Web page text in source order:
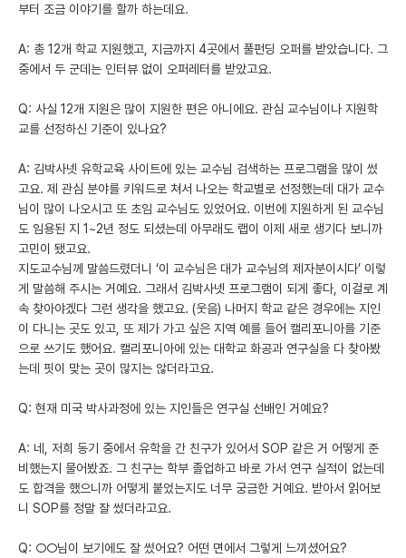
부터 조금 이야기를 할까 하는데요.
A: 총 12개 학교 지원했고, 지금까지 4곳에서 풀펀딩 오퍼를 받았습니다. 그
중에서 두 군데는 인터뷰 없이 오퍼레터를 받았고요.
Q: 사실 12개 지원은 많이 지원한 편은 아니에요. 관심 교수님이나 지원학
교를 선정하신 기준이 있나요?
A: 김박사넷 유학교육 사이트에 있는 교수님 검색하는 프로그램을 많이 썼
고요. 제 관심 분야를 키워드로 쳐서 나오는 학교별로 선정했는데 대가 교수
님이 많이 나오시고 또 초임 교수님도 있었어요. 이번에 지원하게 된 교수님
도 임용된 지 1~2년 정도 되셨는데 아무래도 랩이 이제 새로 생기다 보니까
고민이 됐고요.
지도교수님께 말씀드렸더니 ‘이 교수님은 대가 교수님의 제자분이시다’ 이렇
게 말씀해 주시는 거예요. 그래서 김박사넷 프로그램이 되게 좋다, 이걸로 계
속 찾아야겠다 그런 생각을 했고요. (웃음) 나머지 학교 같은 경우에는 지인
이 다니는 곳도 있고, 또 제가 가고 싶은 지역 예를 들어 캘리포니아를 기준
으로 쓰기도 했어요. 캘리포니아에 있는 대학교 화공과 연구실을 다 찾아봤
는데 핏이 맞는 곳이 많지는 않더라고요.
Q: 현재 미국 박사과정에 있는 지인들은 연구실 선배인 거예요?
A: 네, 저희 동기 중에서 유학을 간 친구가 있어서 SOP 같은 거 어떻게 준
비했는지 물어봤죠. 그 친구는 학부 졸업하고 바로 가서 연구 실적이 없는데
도 합격을 했으니까 어떻게 붙었는지도 너무 궁금한 거예요. 받아서 읽어보
니 SOP를 정말 잘 썼더라고요.
Q: ○○님이 보기에도 잘 썼어요? 어떤 면에서 그렇게 느끼셨어요?